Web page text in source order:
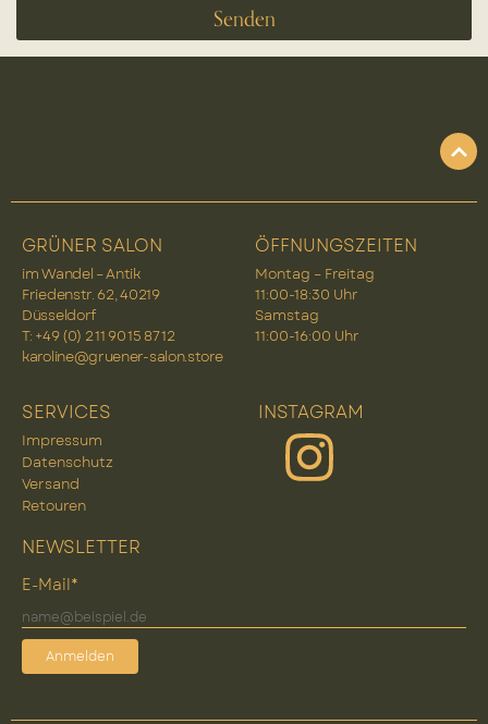
Senden
GRÜNER SALON
im Wandel – Antik
Friedenstr. 62, 40219
Düsseldorf
T: +49 (0) 2 11 90 15 87 12
karoline@gruener-salon.store
ÖFFNUNGSZEITEN
Montag – Freitag
11:00-18:30 Uhr
Samstag
11:00-16:00 Uhr
SERVICES
Impressum
Datenschutz
Versand
Retouren
INSTAGRAM
NEWSLETTER
E-Mail*
Anmelden